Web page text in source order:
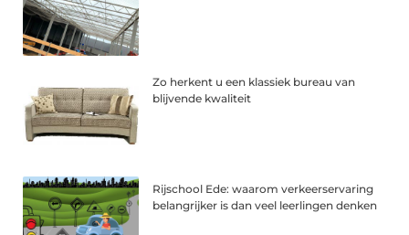
Zo herkent u een klassiek bureau van
blijvende kwaliteit
Rijschool Ede: waarom verkeerservaring
belangrijker is dan veel leerlingen denken